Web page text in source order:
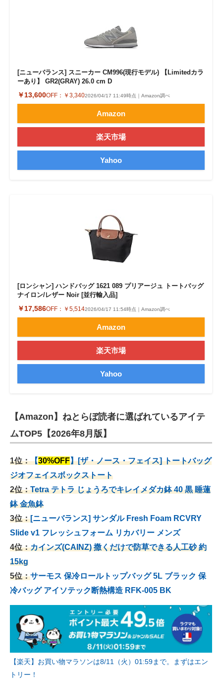
[ニューバランス] スニーカー CM996(現行モデル) 【Limitedカラ
ーあり】 GR2(GRAY) 26.0 cm D
￥13,600OFF： ￥3,3402026/04/17 11:49時点｜Amazon調べ
Amazon
楽天市場
Yahoo
[ロンシャン] ハンドバッグ 1621 089 プリアージュ トートバッグ
ナイロン/レザー Noir [並行輸入品]
￥17,586OFF： ￥5,5142026/04/17 11:54時点｜Amazon調べ
Amazon
楽天市場
Yahoo
【Amazon】ねとらぼ読者に選ばれているアイテ
ムTOP5【2026年8月版】
1位：【30%OFF】[ザ・ノース・フェイス] トートバッグ
ジオフェイスボックストート
2位：Tetra テトラ じょうろでキレイメダカ鉢 40 黒 睡蓮
鉢 金魚鉢
3位：[ニューバランス] サンダル Fresh Foam RCVRY
Slide v1 フレッシュフォーム リカバリー メンズ
4位：カインズ(CAINZ) 撒くだけで防草できる人工砂 約
15kg
5位：サーモス 保冷ロールトップバッグ 5L ブラック 保
冷バッグ アイソテック断熱構造 RFK-005 BK
【楽天】お買い物マラソンは8/11（火）01:59まで。まずはエン
トリー！